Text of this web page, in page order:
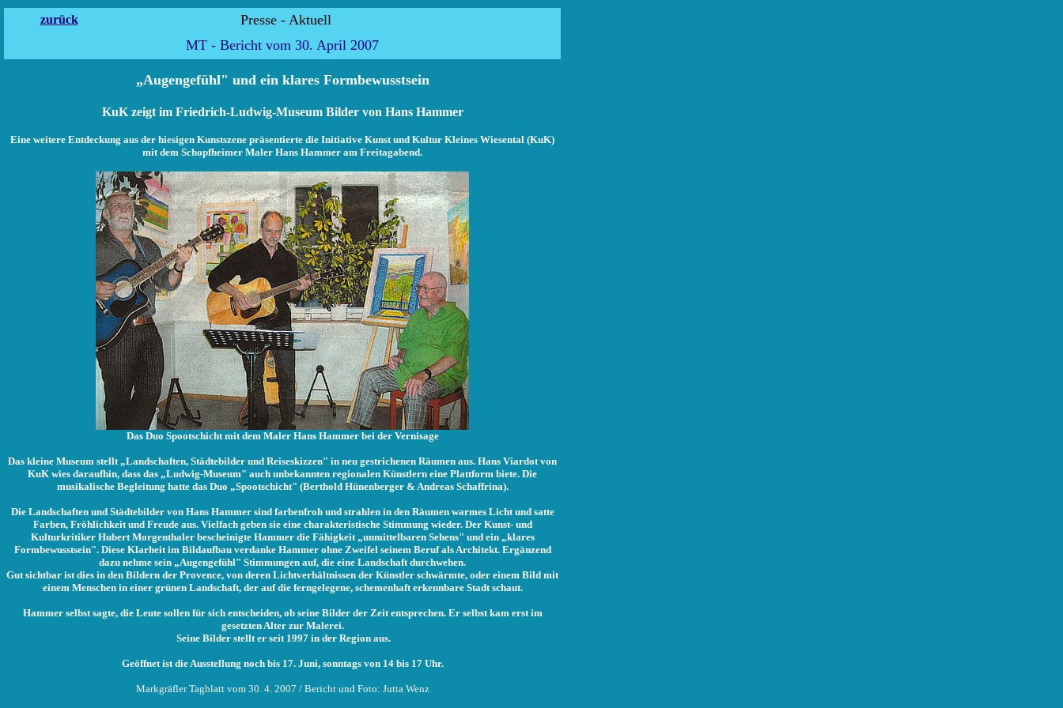
zurück
Presse - Aktuell
MT - Bericht vom 30. April 2007
„Augengefühl" und ein klares Formbewusstsein
KuKzeigt im Friedrich-Ludwig-Museum Bilder von Hans Hammer
Eine weitere Entdeckung aus der hiesigen Kunstszene präsentierte die Initiative Kunst und Kultur Kleines Wiesental (KuK)
mit dem Schopfheimer Maler Hans Hammer am Freitagabend.
Das Duo Spootschicht mit dem Maler Hans Hammer bei der Vernisage
Das kleine Museum stellt „Landschaften, Städtebilder und Reiseskizzen" in neu gestrichenen Räumen aus. Hans Viardot von
KuK wies daraufhin, dass das „Ludwig-Museum" auch unbekannten regionalen Künstlern eine Plattform biete. Die
musikalische Begleitung hatte das Duo „Spootschicht" (Berthold Hünenberger & Andreas Schaffrina).
Die Landschaften und Städtebilder von Hans Hammer sind farbenfroh und strahlen in den Räumen warmes Licht und satte
Farben, Fröhlichkeit und Freude aus. Vielfach geben sie eine charakteristische Stimmung wieder. Der Kunst- und
Kulturkritiker Hubert Morgenthaler bescheinigte Hammer die Fähigkeit „unmittelbaren Sehens" und ein „klares
Formbewusstsein". Diese Klarheit im Bildaufbau verdanke Hammer ohne Zweifel seinem Beruf als Architekt. Ergänzend
dazu nehme sein „Augengefühl" Stimmungen auf, die eine Landschaft durchwehen.
Gut sichtbar ist dies in den Bildern der Provence, von deren Lichtverhältnissen der Künstler schwärmte, oder einem Bild mit
einem Menschen in einer grünen Landschaft, der auf die ferngelegene, schemenhaft erkennbare Stadt schaut.
Hammer selbst sagte, die Leute sollen für sich entscheiden, ob seine Bilder der Zeit entsprechen. Er selbst kam erst im
gesetzten Alter zur Malerei.
Seine Bilder stellt er seit 1997 in der Region aus.
Geöffnet ist die Ausstellung noch bis 17. Juni, sonntags von 14 bis 17 Uhr.
Markgräfler Tagblatt vom 30. 4. 2007 / Bericht und Foto: Jutta Wenz